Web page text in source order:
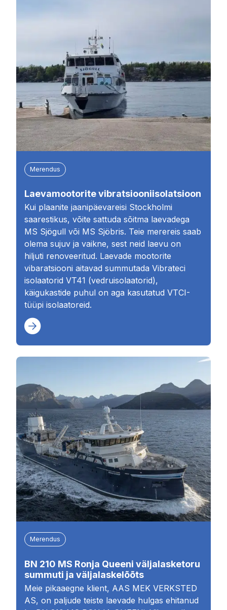
Merendus
Laevamootorite vibratsiooniisolatsioon
Kui plaanite jaanipäevareisi Stockholmi
saarestikus, võite sattuda sõitma laevadega
MS Sjögull või MS Sjöbris. Teie merereis saab
olema sujuv ja vaikne, sest neid laevu on
hiljuti renoveeritud. Laevade mootorite
vibaratsiooni aitavad summutada Vibrateci
isolaatorid VT41 (vedruisolaatorid),
käigukastide puhul on aga kasutatud VTCI-
tüüpi isolaatoreid.
Merendus
BN 210 MS Ronja Queeni väljalasketoru
summuti ja väljalaskelõõts
Meie pikaaegne klient, AAS MEK VERKSTED
AS, on paljude teiste laevade hulgas ehitanud